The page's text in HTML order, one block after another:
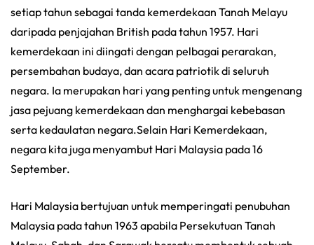
setiap tahun sebagai tanda kemerdekaan Tanah Melayu
daripada penjajahan British pada tahun 1957. Hari
kemerdekaan ini diingati dengan pelbagai perarakan,
persembahan budaya, dan acara patriotik di seluruh
negara. Ia merupakan hari yang penting untuk mengenang
jasa pejuang kemerdekaan dan menghargai kebebasan
serta kedaulatan negara.Selain Hari Kemerdekaan,
negara kita juga menyambut Hari Malaysia pada 16
September.
Hari Malaysia bertujuan untuk memperingati penubuhan
Malaysia pada tahun 1963 apabila Persekutuan Tanah